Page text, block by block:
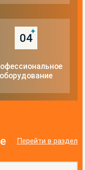
04
оборудование
Перейти в раздел